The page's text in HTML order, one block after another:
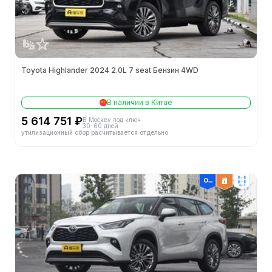
Минимальный радиус поворота 5.7m
Минимальный дорожный просвет (мм) -
Способ открытия дверей
Двигатели
Конфигурация цилиндров
Механизм газораспределения DOHC
Кол-во клапанов на цилиндр (шт.) 4
Октановое число топлива 92#
Toyota Highlander 2024 2.0L 7 seat Бензин 4WD
В наличии в Китае
5 614 751 ₽В Москву под ключ
30-60 дней
утилизационный сбор расчитывается отдельно
4wd